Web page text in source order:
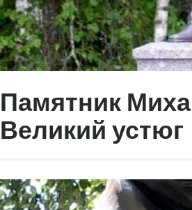
Памятник
Великий устюг